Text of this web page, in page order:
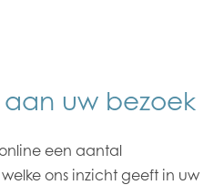
uw bezoek
een aantal
ons inzicht geeft in uw